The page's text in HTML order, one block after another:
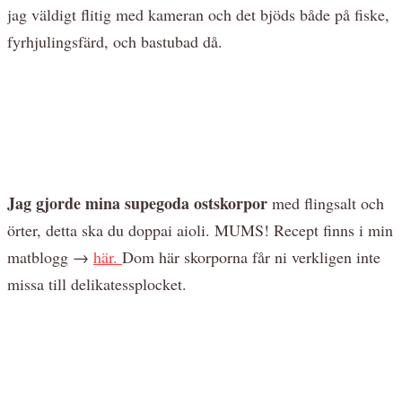
jag väldigt flitig med kameran och det bjöds både på fiske,
fyrhjulingsfärd, och bastubad då.
Jag gjorde mina supegoda ostskorpor med flingsalt och
örter, detta ska du doppai aioli. MUMS! Recept finns i min
matblogg → här. Dom här skorporna får ni verkligen inte
missa till delikatessplocket.